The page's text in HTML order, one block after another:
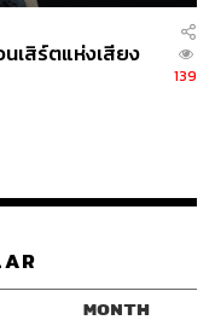
ติบโตมากับ Pop Culture
ศาสตร์แห่งการเล่าเรื่อง
สำนักข่าว THE
นเสิร์ตแห่งเสียง
139
MONTH